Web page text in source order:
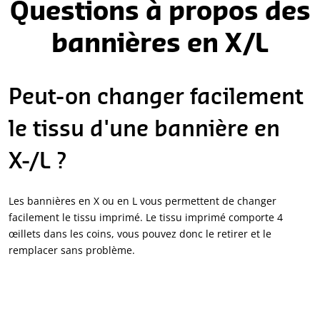
Questions à propos des
bannières en X/L
Peut-on changer facilement
le tissu d'une bannière en
X-/L ?
Les bannières en X ou en L vous permettent de changer
facilement le tissu imprimé. Le tissu imprimé comporte 4
œillets dans les coins, vous pouvez donc le retirer et le
remplacer sans problème.